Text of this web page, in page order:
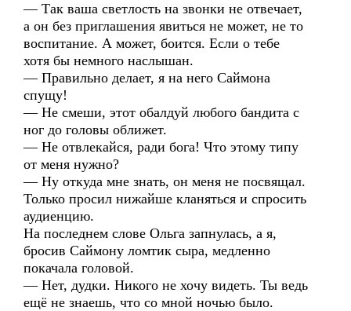
— Так ваша светлость на звонки не отвечает,
а он без приглашения явиться не может, не то
воспитание. А может, боится. Если о тебе
хотя бы немного наслышан.
— Правильно делает, я на него Саймона
спущу!
— Не смеши, этот обалдуй любого бандита с
ног до головы оближет.
— Не отвлекайся, ради бога! Что этому типу
от меня нужно?
— Ну откуда мне знать, он меня не посвящал.
Только просил нижайше кланяться и спросить
аудиенцию.
На последнем слове Ольга запнулась, а я,
бросив Саймону ломтик сыра, медленно
покачала головой.
— Нет, дудки. Никого не хочу видеть. Ты ведь
ещё не знаешь, что со мной ночью было.